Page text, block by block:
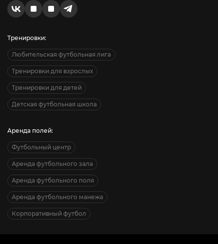
Тренировки:
Любительская футбольная лига
Тренировки для взрослых
Тренировки для детей
Детская футбольная школа
Аренда полей:
Футбольный центр
Аренда футбольного зала
Аренда футбольного поля
Аренда футбольного манежа
Корпоративный футбол